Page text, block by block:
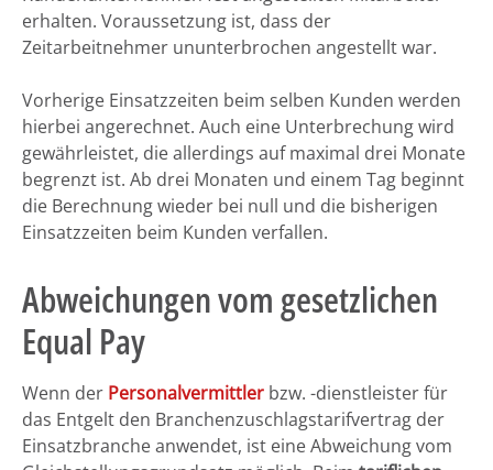
erhalten. Voraussetzung ist, dass der
Zeitarbeitnehmer ununterbrochen angestellt war.
Vorherige Einsatzzeiten beim selben Kunden werden
hierbei angerechnet. Auch eine Unterbrechung wird
gewährleistet, die allerdings auf maximal drei Monate
begrenzt ist. Ab drei Monaten und einem Tag beginnt
die Berechnung wieder bei null und die bisherigen
Einsatzzeiten beim Kunden verfallen.
Abweichungen vom gesetzlichen
Equal Pay
Wenn der Personalvermittler bzw. -dienstleister für
das Entgelt den Branchenzuschlagstarifvertrag der
Einsatzbranche anwendet, ist eine Abweichung vom